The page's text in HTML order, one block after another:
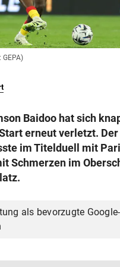
GmbH & Co KG 2026
Wien
GEPA)
Baidoo hat sich
erneut verletzt. Der
im Titelduell mit
Schmerzen im
als bevorzugte